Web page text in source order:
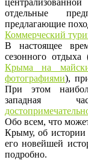
отдельные
предлагающие
Коммерческий
В настоящее
сезонного отдыха
Крыма на
фотографиями),
При этом
западная
Обо всем, что
Крыму, об истории
его новейшей
подробно.